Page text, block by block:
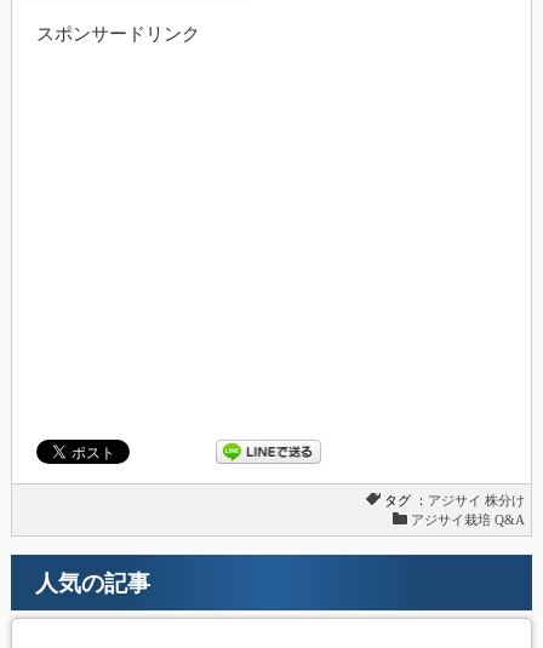
スポンサードリンク
タグ ： アジサイ 株分け
アジサイ栽培 Q&A
人気の記事